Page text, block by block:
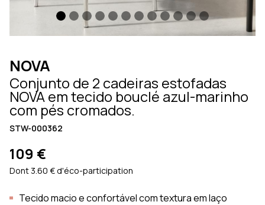
NOVA
Conjunto de 2 cadeiras estofadas
NOVA em tecido bouclé azul-marinho
com pés cromados.
STW-000362
109 €
Dont 3.60 € d'éco-participation
Tecido macio e confortável com textura em laço